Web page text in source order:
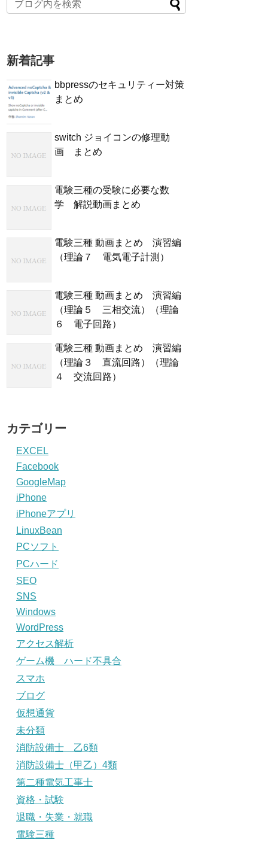
新着記事
bbpressのセキュリティー対策
まとめ
switch ジョイコンの修理動
画 まとめ
電験三種の受験に必要な数
学 解説動画まとめ
電験三種 動画まとめ 演習編
（理論７ 電気電子計測）
電験三種 動画まとめ 演習編
（理論５ 三相交流）（理論
６ 電子回路）
電験三種 動画まとめ 演習編
（理論３ 直流回路）（理論
４ 交流回路）
カテゴリー
EXCEL
Facebook
GoogleMap
iPhone
iPhoneアプリ
LinuxBean
PCソフト
PCハード
SEO
SNS
Windows
WordPress
アクセス解析
ゲーム機 ハード不具合
スマホ
ブログ
仮想通貨
未分類
消防設備士 乙6類
消防設備士（甲乙）4類
第二種電気工事士
資格・試験
退職・失業・就職
電験三種